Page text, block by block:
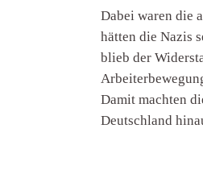
Dabei waren die
hätten die Nazis
blieb der
Damit machten
Deutschland